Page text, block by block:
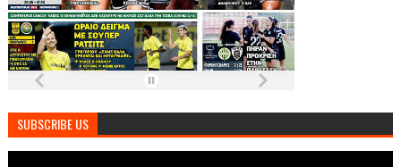
SUBSCRIBE US